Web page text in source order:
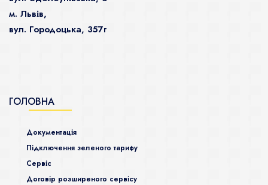
м. Львів,
вул. Городоцька, 357г
ГОЛОВНА
Документація
Підключення зеленого тарифу
Сервіс
Договір розширеного сервісу